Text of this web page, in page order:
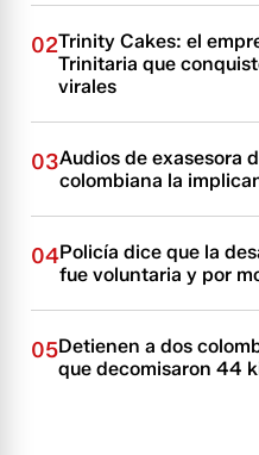
02Trinity Cakes: el
Trinitaria que
virales
03Audios de exasesora
colombiana la
04Policía dice que la
fue voluntaria y por
05Detienen a dos
que decomisaron 44